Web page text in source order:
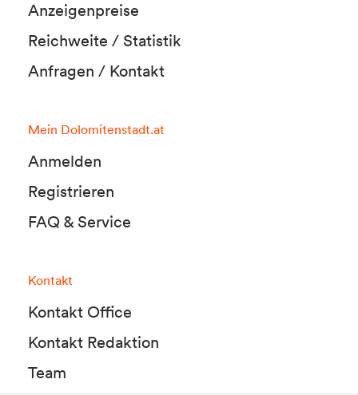
Anzeigenpreise
Reichweite / Statistik
Anfragen / Kontakt
Mein Dolomitenstadt.at
Anmelden
Registrieren
FAQ & Service
Kontakt
Kontakt Office
Kontakt Redaktion
Team